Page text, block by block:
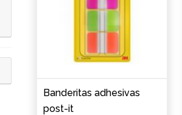
Banderitas adhesivas
post-it